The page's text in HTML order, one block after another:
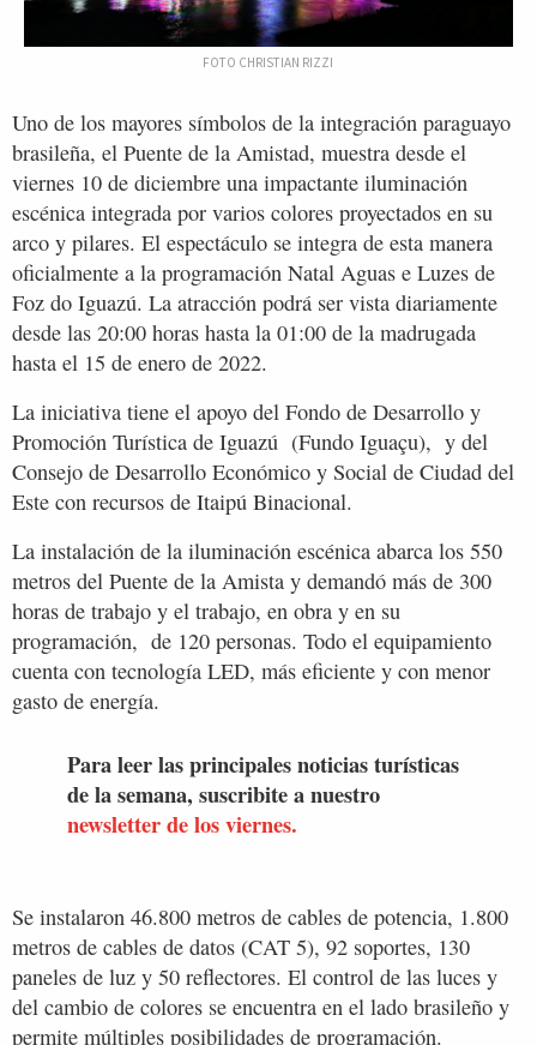
FOTO CHRISTIAN RIZZI
Uno de los mayores símbolos de la integración paraguayo
brasileña, el Puente de la Amistad, muestra desde el
viernes 10 de diciembre una impactante iluminación
escénica integrada por varios colores proyectados en su
arco y pilares. El espectáculo se integra de esta manera
oficialmente a la programación Natal Aguas e Luzes de
Foz do Iguazú. La atracción podrá ser vista diariamente
desde las 20:00 horas hasta la 01:00 de la madrugada
hasta el 15 de enero de 2022.
La iniciativa tiene el apoyo del Fondo de Desarrollo y
Promoción Turística de Iguazú (Fundo Iguaçu), y del
Consejo de Desarrollo Económico y Social de Ciudad del
Este con recursos de Itaipú Binacional.
La instalación de la iluminación escénica abarca los 550
metros del Puente de la Amista y demandó más de 300
horas de trabajo y el trabajo, en obra y en su
programación, de 120 personas. Todo el equipamiento
cuenta con tecnología LED, más eficiente y con menor
gasto de energía.
Para leer las principales noticias turísticas
de la semana, suscribite a nuestro
newsletter de los viernes.
Se instalaron 46.800 metros de cables de potencia, 1.800
metros de cables de datos (CAT 5), 92 soportes, 130
paneles de luz y 50 reflectores. El control de las luces y
del cambio de colores se encuentra en el lado brasileño y
permite múltiples posibilidades de programación.